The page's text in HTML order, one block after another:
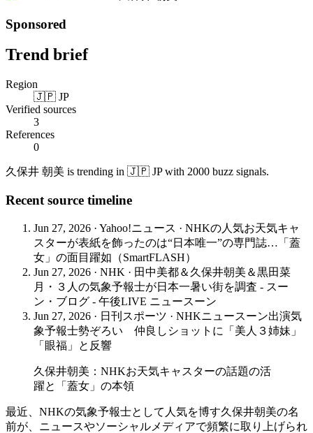
Sponsored
Trend brief
Region
🇯🇵 JP
Verified sources
3
References
0
久保井 朝美 is trending in 🇯🇵 JP with 2000 buzz signals.
Recent source timeline
Jun 27, 2026 · Yahoo!ニュース · NHKの人気お天気キャ
スターが表紙を飾ったのは“日本唯一”の専門誌…「蓋
女」の面目躍如（SmartFLASH）
Jun 27, 2026 · NHK · 田中美都＆久保井朝美＆黒田菜
月・３人の気象予報士が日本一暑い街を調査 - スー
ン・ブログ - 午後LIVE ニュースーン
Jun 27, 2026 · 日刊スポーツ · NHKニュースーン出演気
象予報士勢ぞろい 仲良しショットに「美人３姉妹」
「眼福」と反響
久保井朝美：NHKお天気キャスターの話題の活
躍と「蓋女」の本領
最近、NHKの気象予報士として人気を博す久保井朝美の名
前が、ニュースやソーシャルメディアで頻繁に取り上げられ